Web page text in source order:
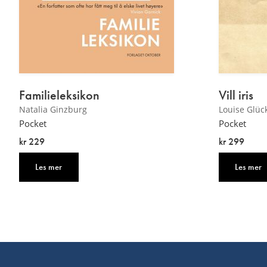
Familieleksikon
Natalia Ginzburg
Pocket
kr 229
Les mer
Vill iris
Louise
Pocket
kr 299
Les mer